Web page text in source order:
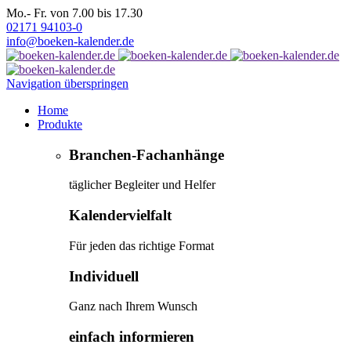
Mo.- Fr. von 7.00 bis 17.30
02171 94103-0
info@boeken-kalender.de
Navigation überspringen
Home
Produkte
Branchen-Fachanhänge
täglicher Begleiter und Helfer
Kalendervielfalt
Für jeden das richtige Format
Individuell
Ganz nach Ihrem Wunsch
einfach informieren